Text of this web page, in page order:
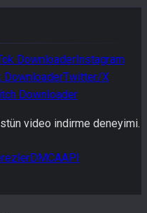
DownloaderInstagram
DownloaderTwitter/X
Downloader
video indirme deneyimi.
DMCAAPI